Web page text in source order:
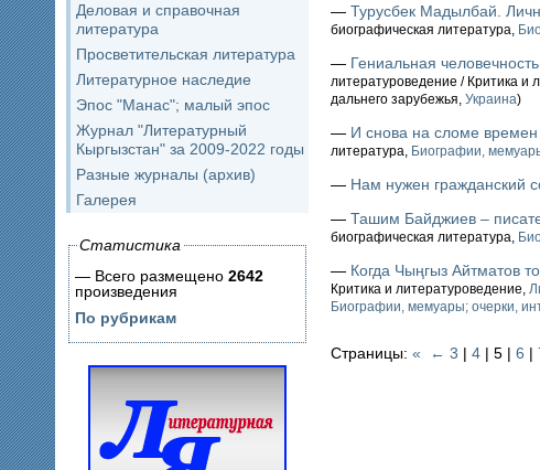
Деловая и справочная
литература
Просветительская литература
Литературное наследие
Эпос "Манас"; малый эпос
Журнал "Литературный
Кыргызстан" за 2009-2022 годы
Разные журналы (архив)
Галерея
Статистика
— Всего размещено 2642
произведения
По рубрикам
— Турусбек Мадылбай.
биографическая литература,
— Гениальная
литературоведение / Критика и
дальнего зарубежья, Украина)
— И снова на сломе времен
литература, Биографии,
— Нам нужен гражданский
— Ташим Байджиев –
биографическая литература,
— Когда Чыңгыз Айтматов
Критика и литературоведение,
Биографии, мемуары; очерки,
Страницы: « ← 3 | 4 | 5 | 6 |